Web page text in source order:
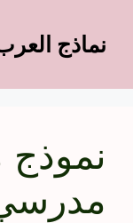
المحتوىنماذج